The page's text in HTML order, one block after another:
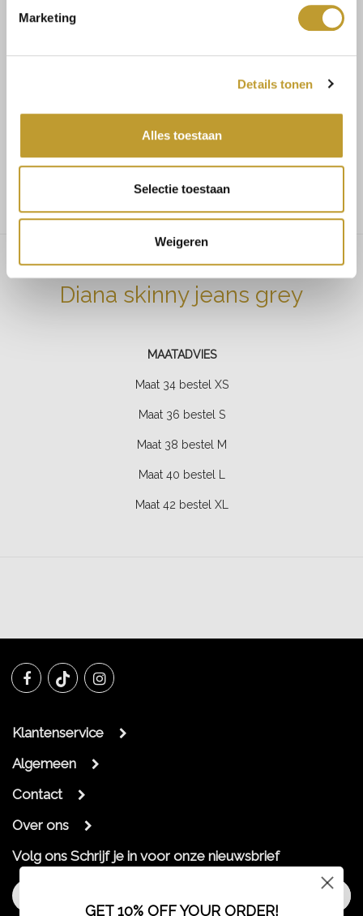
Marketing
Details tonen
Alles toestaan
Selectie toestaan
Weigeren
Gratis verzending vanaf €75,-
Diana skinny jeans grey
MAATADVIES
Maat 34 bestel XS
Maat 36 bestel S
Maat 38 bestel M
Maat 40 bestel L
Maat 42 bestel XL
Klantenservice
Algemeen
Contact
Over ons
Volg ons Schrijf je in voor onze nieuwsbrief
GET 10% OFF YOUR ORDER!